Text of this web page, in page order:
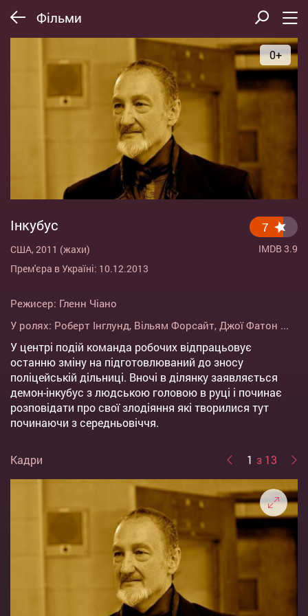
Фільми
0+
Інкубус
США, 2011 (жахи)
Прем'єра в Україні: 10.12.2013
7
IMDB 3.9
Режисер: Гленн Чіано
У ролях: Роберт Інглунд, Вільям Форсайт, Джої Фатон ...
У центрі подій команда робочих відпрацьовує
останню зміну на підготовлюваний до зносу
поліцейській дільниці. Вночі в ділянку заявляється
демон-інкубус з людською головою в руці і починає
розповідати про свої злодіяння які творилися тут
починаючи з середньовіччя.
Кадри 1 з 13